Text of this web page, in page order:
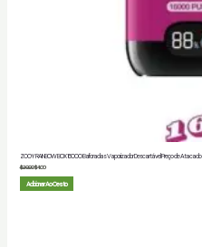
ZOOY RAINBOW BOX 16000 Baforadas Vaporizador Descartável Preço de Atacado
$20.00$4.00
Adicionar Ao Cesto